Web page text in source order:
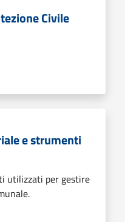
Civile
e strumenti
utilizzati per gestire